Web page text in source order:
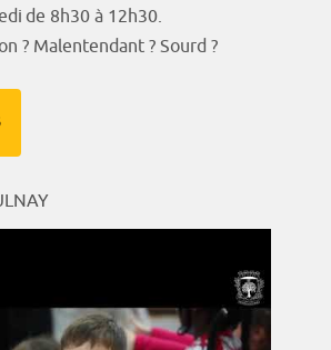
de 8h30 à 12h30.
? Malentendant ? Sourd ?